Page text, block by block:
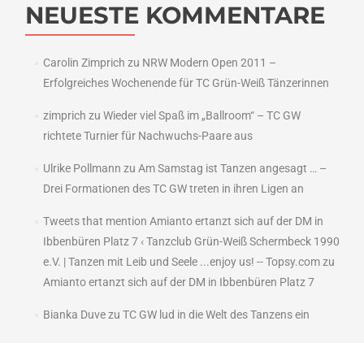
NEUESTE KOMMENTARE
Carolin Zimprich zu NRW Modern Open 2011 –
Erfolgreiches Wochenende für TC Grün-Weiß Tänzerinnen
zimprich zu Wieder viel Spaß im „Ballroom“ – TC GW
richtete Turnier für Nachwuchs-Paare aus
Ulrike Pollmann zu Am Samstag ist Tanzen angesagt … –
Drei Formationen des TC GW treten in ihren Ligen an
Tweets that mention Amianto ertanzt sich auf der DM in
Ibbenbüren Platz 7 ‹ Tanzclub Grün-Weiß Schermbeck 1990
e.V. | Tanzen mit Leib und Seele ...enjoy us! -- Topsy.comzu
Amianto ertanzt sich auf der DM in Ibbenbüren Platz 7
Bianka Duvezu TC GW lud in die Welt des Tanzens ein